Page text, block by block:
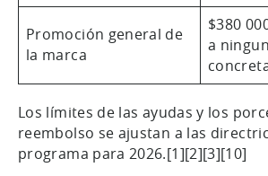
Promoción general de
la marca
$380
a
Los límites de las ayudas y los
reembolso se ajustan a las
programa para 2026.[1][2][3][10]